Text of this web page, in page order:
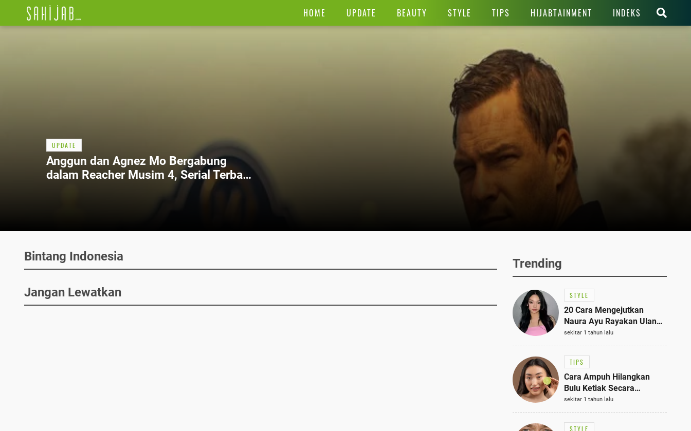
HOME UPDATE BEAUTY STYLE TIPS HIJABTAINMENT INDEKS
UPDATE
Anggun dan Agnez Mo Bergabung
dalam Reacher Musim 4, Serial Terbaik
Amazon Prime Video 2026
Bintang Indonesia
Jangan Lewatkan
Trending
STYLE
20 Cara Mengejutkan
Naura Ayu Rayakan Ulang
Tahun di Panti Asuhan,
Terlihat Anggun dengan
Kaftan Cokelat
sekitar 1 tahun lalu
TIPS
Cara Ampuh Hilangkan
Bulu Ketiak Secara
Permanen dalam 5
Langkah Sederhana
sekitar 1 tahun lalu
STYLE